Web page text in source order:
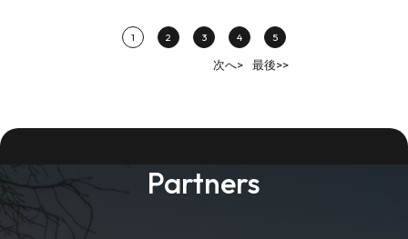
1 2 3 4 5
次へ> 最後>>
Partners